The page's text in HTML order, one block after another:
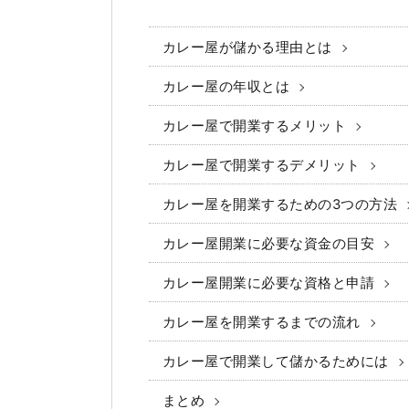
カレー屋が儲かる理由とは
カレー屋の年収とは
カレー屋で開業するメリット
カレー屋で開業するデメリット
カレー屋を開業するための3つの方法
カレー屋開業に必要な資金の目安
カレー屋開業に必要な資格と申請
カレー屋を開業するまでの流れ
カレー屋で開業して儲かるためには
まとめ